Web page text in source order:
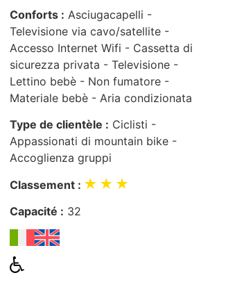
Conforts : Asciugacapelli -
Televisione via cavo/satellite -
Accesso Internet Wifi - Cassetta di
sicurezza privata - Televisione -
Lettino bebè - Non fumatore -
Materiale bebè - Aria condizionata
Type de clientèle : Ciclisti -
Appassionati di mountain bike -
Accoglienza gruppi
Classement :
Capacité : 32